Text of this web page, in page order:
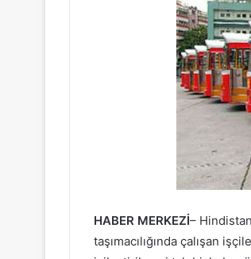
HABER MERKEZİ–
taşımacılığında çalışan